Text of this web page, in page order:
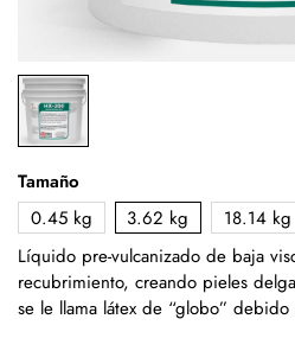
Tamaño
0.45 kg
3.62 kg
18.14 kg
Líquido pre-vulcanizado de baja
recubrimiento, creando pieles
se le llama látex de “globo”